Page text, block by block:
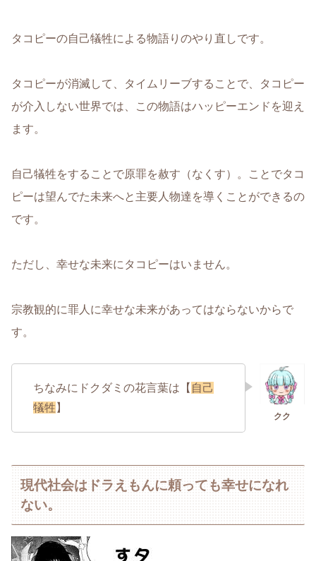
タコピーの自己犠牲による物語りのやり直しです。
タコピーが消滅して、タイムリーブすることで、タコピー
が介入しない世界では、この物語はハッピーエンドを迎え
ます。
自己犠牲をすることで原罪を赦す（なくす）。ことでタコ
ピーは望んでた未来へと主要人物達を導くことができるの
です。
ただし、幸せな未来にタコピーはいません。
宗教観的に罪人に幸せな未来があってはならないからで
す。
ちなみにドクダミの花言葉は【 自己
犠牲 】
現代社会はドラえもんに頼っても幸せになれ
ない。